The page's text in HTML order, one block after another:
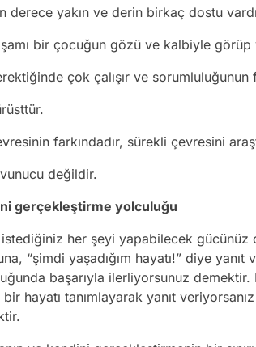
derece yakın ve derin birkaç dostu
bir çocuğun gözü ve kalbiyle görüp
çok çalışır ve sorumluluğunun
farkındadır, sürekli çevresini
değildir.
gerçekleştirme yolculuğu
her şeyi yapabilecek gücünüz
“şimdi yaşadığım hayatı!” diye
başarıyla ilerliyorsunuz demektir.
bir hayatı tanımlayarak yanıt